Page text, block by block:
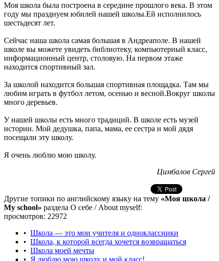
Моя школа была построена в середине прошлого века. В этом
году мы празднуем юбилей нашей школы.Ей исполнилось
шестьдесят лет.
Сейчас наша школа самая большая в Андреаполе. В нашей
школе вы можете увидеть библиотеку, компьютерный класс,
информационный центр, столовую. На первом этаже
находится спортивный зал.
За школой находится большая спортивная площадка. Там мы
любим играть в футбол летом, осенью и весной.Вокруг школы
много деревьев.
У нашей школы есть много традиций. В школе есть музей
истории. Мой дедушка, папа, мама, ее сестра и мой дядя
посещали эту школу.
Я очень люблю мою школу.
Цимбалов Сергей
Другие топики по английскому языку на тему «Моя школа /
My school» раздела О себе / About myself:
просмотров: 22972
• Школа — это мои учителя и одноклассники
• Школа, к которой всегда хочется возвращаться
• Школа моей мечты
• Я люблю мою школу и мой класс!